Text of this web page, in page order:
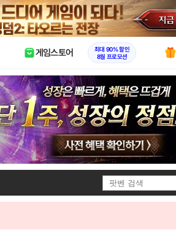
X
게임스토어
최대 90% 할인
8월 프로모션